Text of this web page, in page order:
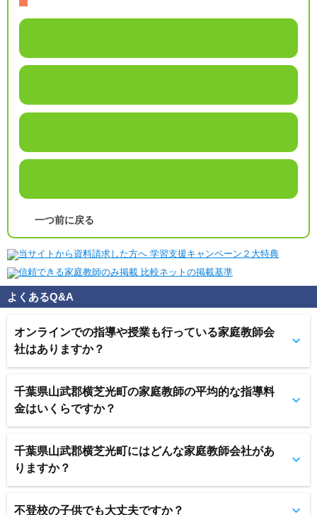
一つ前に戻る
よくあるQ&A
オンラインでの指導や授業も行っている家庭教師会
社はありますか？
千葉県山武郡横芝光町の家庭教師の平均的な指導料
金はいくらですか？
千葉県山武郡横芝光町にはどんな家庭教師会社があ
りますか？
不登校の子供でも大丈夫ですか？